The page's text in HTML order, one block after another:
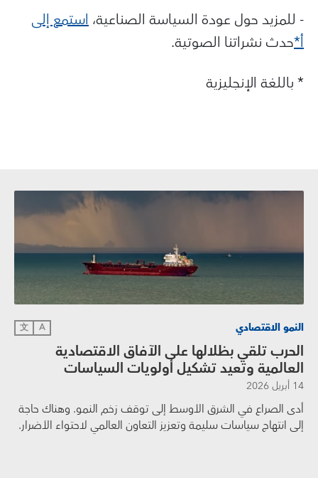
- للمزيد حول عودة السياسة الصناعية،استمع إلى
أ*حدث نشراتنا الصوتية.
* باللغة الإنجليزية
النمو الاقتصادي A
文
الحرب تلقي بظلالها على الآفاق الاقتصادية
العالمية وتعيد تشكيل أولويات السياسات
14 أبريل 2026
أدى الصراع في الشرق الأوسط إلى توقف زخم النمو. وهناك حاجة
إلى انتهاج سياسات سليمة وتعزيز التعاون العالمي لاحتواء الأضرار.